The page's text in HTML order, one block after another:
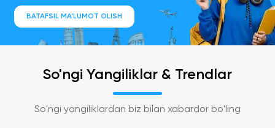
BATAFSIL MA’LUMOT OLISH
So'ngi Yangiliklar & Trendlar
So'ngi yangiliklardan biz bilan xabardor bo'ling